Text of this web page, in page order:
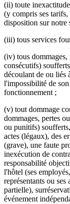
(ii) toute
(y compris ses tarifs,
disposition sur notre
(iii) tous services
(iv) tous
consécutifs)
découlant de ou liés
l'impossibilité de
fonctionnement ;
(v) tout dommage
dommages, pertes
ou punitifs)
actes (légaux), des
(grave), une faute
inexécution de
responsabilité
l'hôtel (ses
représentants ou
partielle),
événement